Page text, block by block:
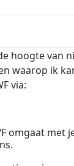
hoogte van
waarop ik
via:
omgaat met